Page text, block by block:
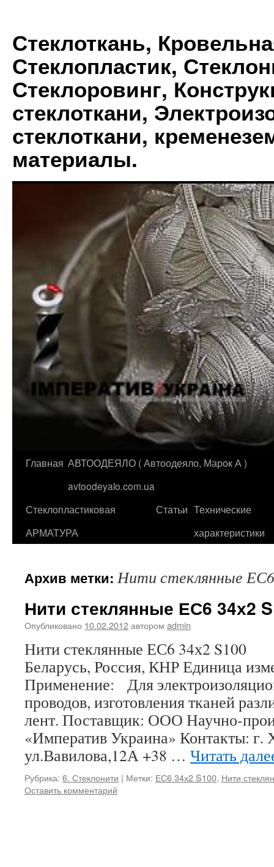
Стеклоткань,
Стеклопластик,
Стеклоровинг,
стеклоткани,
стеклоткани,
материалы.
Перейти
содержимому
Главная АВТООДЕЯЛО ( Автоодеяло, Марок А )
avtoodeyalo.com.ua
Стеклопластиковая
АРМАТУРА
Статьи Технические
характеристики
Архив метки:Нити стеклянные ЕС6
Нити стеклянные ЕС6 34х2
Опубликовано 10.02.2012автором admin
Нити стеклянные ЕС6 34х2
Беларусь, Россия, КНР Единица
Применение: Для
проводов, изготовления тканей
лент. Поставщик: ООО Научно-
«Императив Украина» Контакты: г.
ул.Вавилова,12А +38 … Читать
Рубрика: 6. Стеклонити | Метки: ЕС6 34х2 S100, Нити
Оставить комментарий